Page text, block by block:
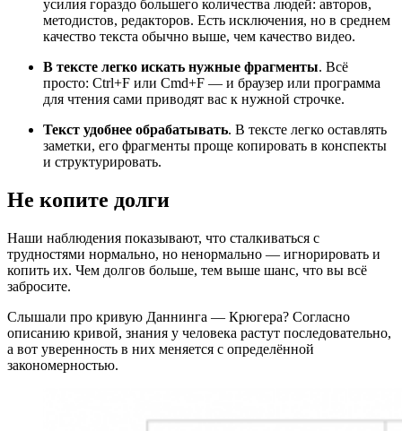
усилия гораздо большего количества людей: авторов,
методистов, редакторов. Есть исключения, но в среднем
качество текста обычно выше, чем качество видео.
В тексте легко искать нужные фрагменты. Всё
просто: Ctrl+F или Cmd+F — и браузер или программа
для чтения сами приводят вас к нужной строчке.
Текст удобнее обрабатывать. В тексте легко оставлять
заметки, его фрагменты проще копировать в конспекты
и структурировать.
Не копите долги
Наши наблюдения показывают, что сталкиваться с
трудностями нормально, но ненормально — игнорировать и
копить их. Чем долгов больше, тем выше шанс, что вы всё
забросите.
Слышали про кривую Даннинга — Крюгера? Согласно
описанию кривой, знания у человека растут последовательно,
а вот уверенность в них меняется с определённой
закономерностью.